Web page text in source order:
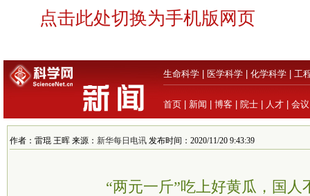
点击此处切换为手机版网页
生命科学 医学科学 化学科学 工
首页 新闻 博客 院士 人才 会议
作者：雷琨 王晖 来源： 新华每日电讯 发布时间：2020/11/20 9:43:39
“两元一斤”吃上好黄瓜，国人